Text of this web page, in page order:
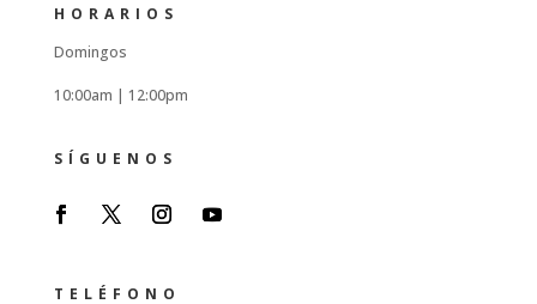
HORARIOS
Domingos
10:00am | 12:00pm
SÍGUENOS
TELÉFONO